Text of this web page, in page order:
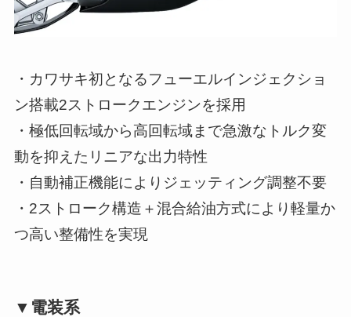
・カワサキ初となるフューエルインジェクショ
ン搭載2ストロークエンジンを採用
・極低回転域から高回転域まで急激なトルク変
動を抑えたリニアな出力特性
・自動補正機能によりジェッティング調整不要
・2ストローク構造＋混合給油方式により軽量か
つ高い整備性を実現
▼電装系